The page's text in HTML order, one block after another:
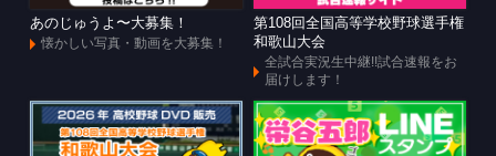
あのじゅうよ〜大募集！
懐かしい写真・動画を大募集！
第108回全国高等学校野球選手権
和歌山大会
全試合実況生中継!!試合速報をお
届けします！